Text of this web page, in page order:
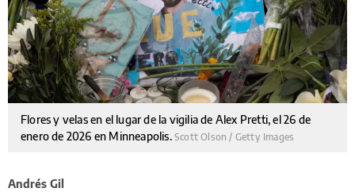
Flores y velas en el lugar de la vigilia de Alex Pretti, el 26 de
enero de 2026 en Minneapolis. Scott Olson / Getty Images
Andrés Gil